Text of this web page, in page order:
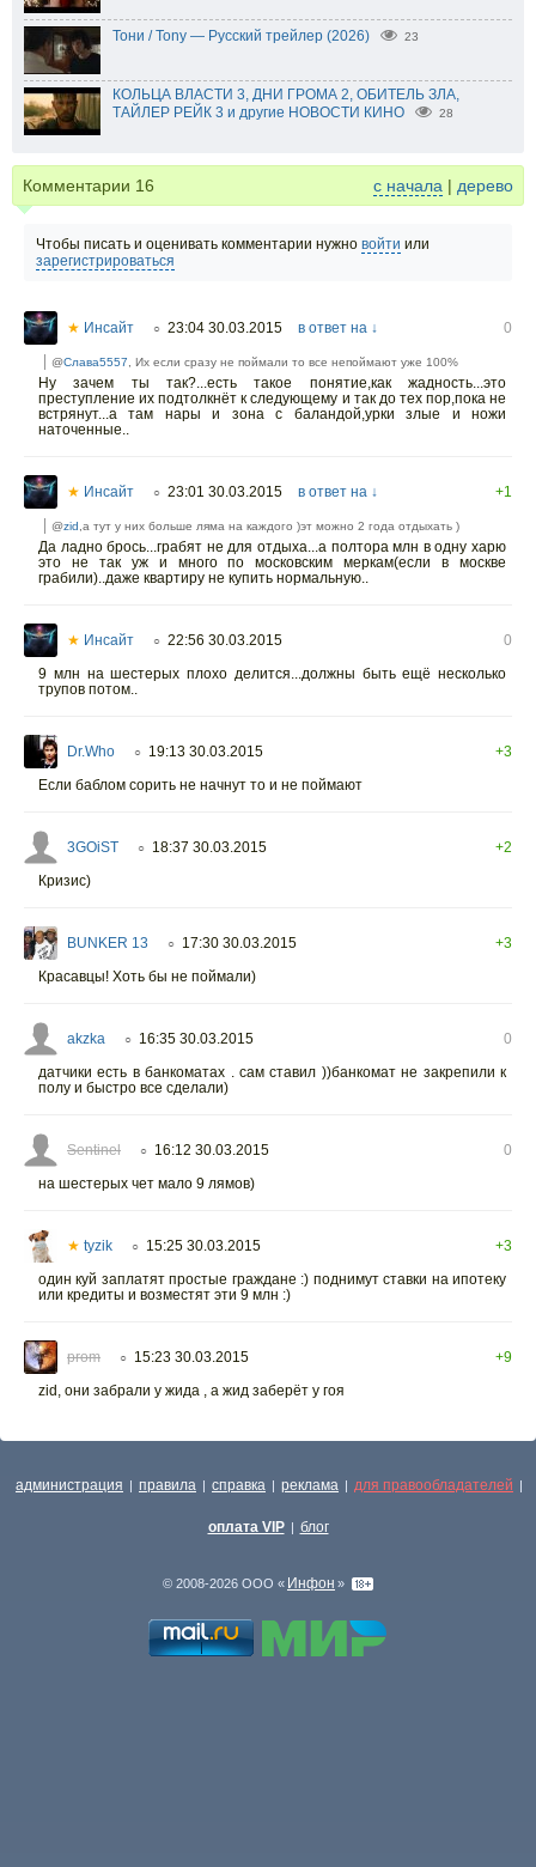
Тони / Tony — Русский трейлер (2026) 23
КОЛЬЦА ВЛАСТИ 3, ДНИ ГРОМА 2, ОБИТЕЛЬ ЗЛА,
ТАЙЛЕР РЕЙК 3 и другие НОВОСТИ КИНО
28
Комментарии 16 с начала | дерево
Чтобы писать и оценивать комментарии нужно войти или
зарегистрироваться
★ Инсайт ○ 23:04 30.03.2015 в ответ на ↓ 0
@Слава5557, Их если сразу не поймали то все непоймают уже 100%
Ну зачем ты так?...есть такое понятие,как жадность...это
преступление их подтолкнёт к следующему и так до тех пор,пока не
встрянут...а там нары и зона с баландой,урки злые и ножи
наточенные..
★ Инсайт ○ 23:01 30.03.2015 в ответ на ↓ +1
@zid,а тут у них больше ляма на каждого )эт можно 2 года отдыхать )
Да ладно брось...грабят не для отдыха...а полтора млн в одну харю
это не так уж и много по московским меркам(если в москве
грабили)..даже квартиру не купить нормальную..
★ Инсайт ○ 22:56 30.03.2015
0
9 млн на шестерых плохо делится...должны быть ещё несколько
трупов потом..
Dr.Who ○ 19:13 30.03.2015
+3
Если баблом сорить не начнут то и не поймают
3GOiST ○ 18:37 30.03.2015
+2
Кризис)
BUNKER 13 ○ 17:30 30.03.2015
+3
Красавцы! Хоть бы не поймали)
akzka ○ 16:35 30.03.2015
0
датчики есть в банкоматах . сам ставил ))банкомат не закрепили к
полу и быстро все сделали)
Sentinel ○ 16:12 30.03.2015
0
на шестерых чет мало 9 лямов)
★ tyzik ○ 15:25 30.03.2015
+3
один куй заплатят простые граждане :) поднимут ставки на ипотеку
или кредиты и возместят эти 9 млн :)
prom ○ 15:23 30.03.2015
+9
zid, они забрали у жида , а жид заберёт у гоя
администрация | правила | справка | реклама | для правообладателей |
оплата VIP | блог
© 2008-2026 ООО « Инфон »